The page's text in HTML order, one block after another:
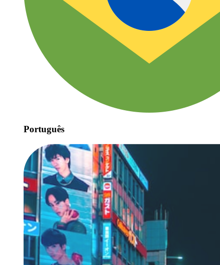
Português